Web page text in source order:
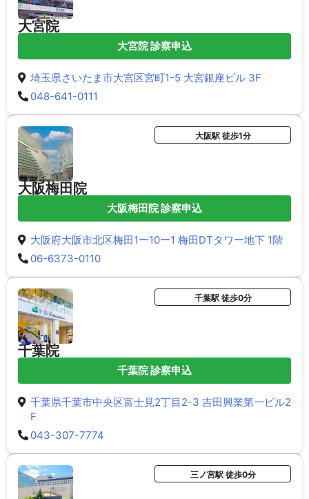
大宮院
大宮院 診察申込
埼玉県さいたま市大宮区宮町1-5 大宮銀座ビル 3F
048-641-0111
大阪梅田院
大阪駅 徒歩1分
大阪梅田院 診察申込
大阪府大阪市北区梅田1ー10ー1 梅田DTタワー地下 1階
06-6373-0110
千葉院
千葉駅 徒歩0分
千葉院 診察申込
千葉県千葉市中央区富士見2丁目2-3 吉田興業第一ビル2
F
043-307-7774
三ノ宮駅 徒歩0分